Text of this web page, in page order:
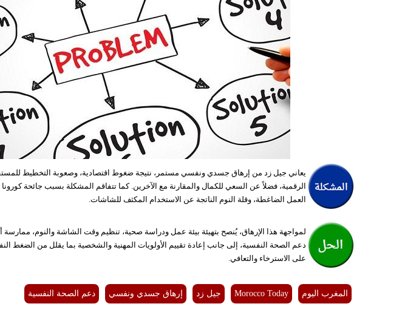
يعاني جيل زد من إرهاق جسدي ونفسي مستمر، نتيجة ضغوط اقتصادية، وصعوبة التخطيط
الرقمية، فضلاً عن السعي للكمال والمقارنة مع الآخرين. كما تتفاقم المشكلة بسبب جائحة كورونا
العمل الضاغطة، وقلة النوم الناتجة عن الاستخدام المكثف للشاشات.
لمواجهة هذا الإرهاق، يُنصح بتهيئة بيئة عمل ودراسة صحية، تنظيم وقت الشاشة والنوم، ممارسة
دعم الصحة النفسية، إلى جانب إعادة تقييم الأولويات المهنية والشخصية بما يقلل من الضغط
على الاسترخاء والتعافي.
المغرب اليوم Morocco Today جيل زد إرهاق جسدي ونفسي دعم الصحة النفسية